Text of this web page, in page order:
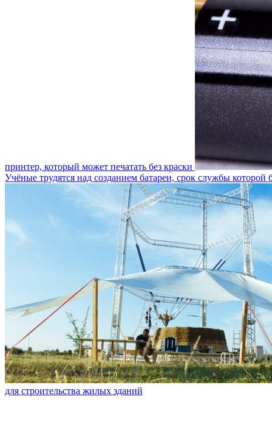
принтер, который может печатать без краски
Учёные трудятся над созданием батареи, срок службы которой
для строительства жилых зданий